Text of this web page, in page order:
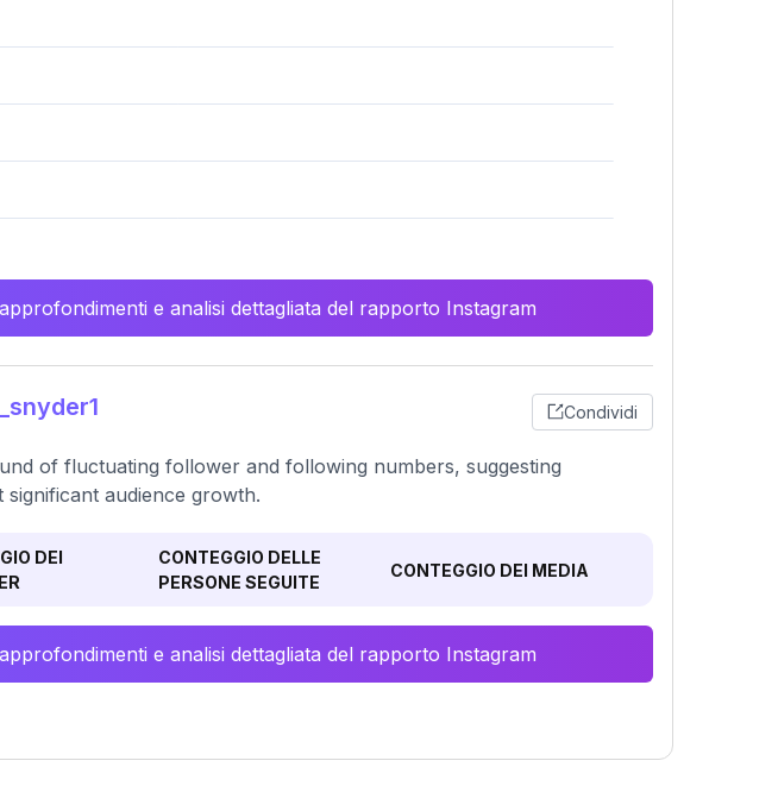
e analisi dettagliata del rapporto Instagram
Condividi
of fluctuating follower and following numbers, suggesting
audience growth.
DEI
CONTEGGIO DELLE
PERSONE SEGUITE
CONTEGGIO DEI MEDIA
e analisi dettagliata del rapporto Instagram